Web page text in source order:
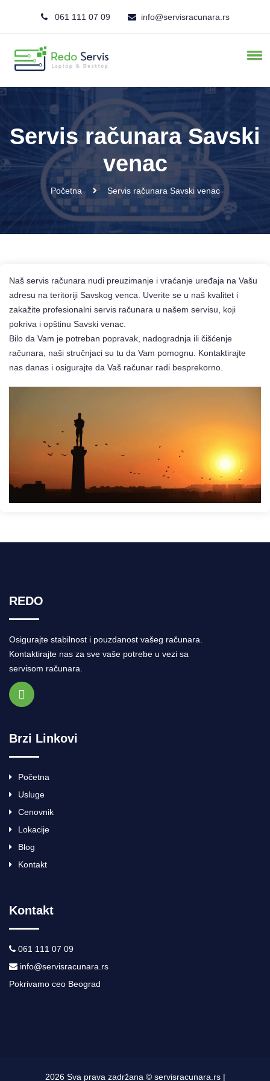
061 111 07 09 info@servisracunara.rs
Servis računara Savski
venac
Početna Servis računara Savski venac
Naš servis računara nudi preuzimanje i vraćanje uređaja na Vašu
adresu na teritoriji Savskog venca. Uverite se u naš kvalitet i
zakažite profesionalni servis računara u našem servisu, koji
pokriva i opštinu Savski venac.
Bilo da Vam je potreban popravak, nadogradnja ili čišćenje
računara, naši stručnjaci su tu da Vam pomognu. Kontaktirajte
nas danas i osigurajte da Vaš računar radi besprekorno.
REDO
Osigurajte stabilnost i pouzdanost vašeg računara.
Kontaktirajte nas za sve vaše potrebe u vezi sa
servisom računara.
Brzi Linkovi
Početna
Usluge
Cenovnik
Lokacije
Blog
Kontakt
Kontakt
061 111 07 09
info@servisracunara.rs
Pokrivamo ceo Beograd
2026 Sva prava zadržana © servisracunara.rs |